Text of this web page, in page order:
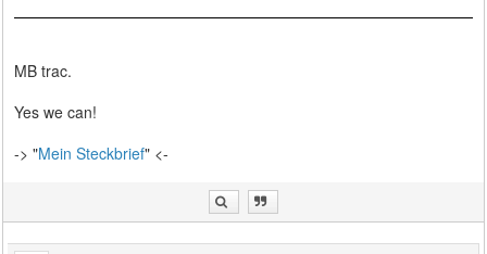
MB trac.
Yes we can!
-> "Mein Steckbrief" <-